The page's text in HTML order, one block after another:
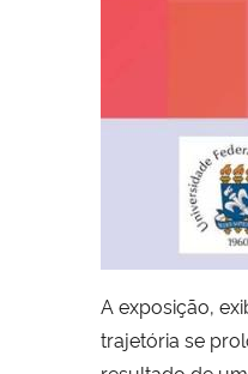
A exposição,
trajetória se